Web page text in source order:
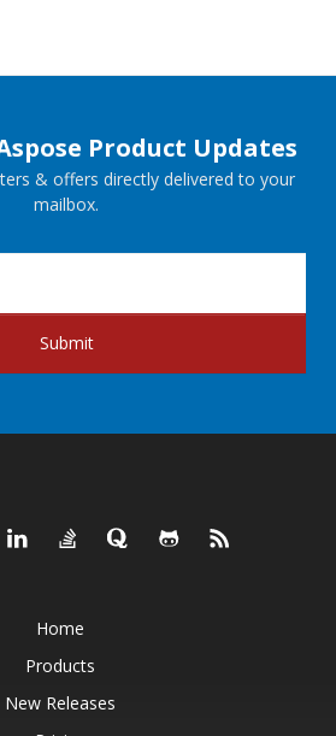
Product Updates
& offers directly delivered to your
mailbox.
Submit
Home
Products
New Releases